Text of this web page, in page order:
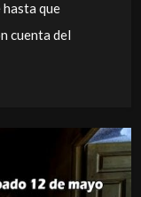
que
cuenta del